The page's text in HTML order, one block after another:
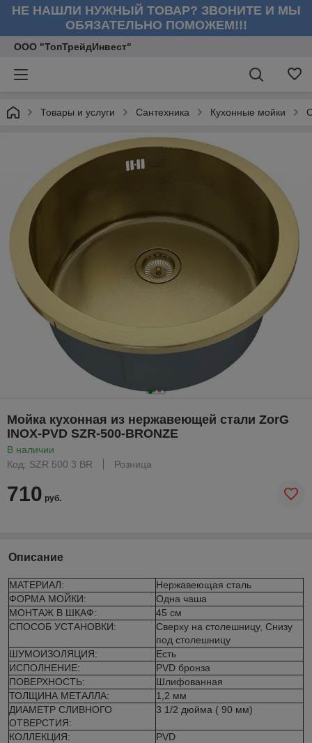
НЕ НАШЛИ НУЖНЫЙ ТОВАР? ЗВОНИТЕ И МЫ
ОБЯЗАТЕЛЬНО ПОМОЖЕМ!!!
ООО "ТопТрейдИнвест"
Товары и услуги Сантехника Кухонные мойки
Мойка кухонная из нержавеющей стали ZorG
INOX-PVD SZR-500-BRONZE
В наличии
Код: SZR 500 3 BR
Розница
710 руб.
Описание
МАТЕРИАЛ:
Нержавеющая сталь
ФОРМА МОЙКИ:
Одна чаша
МОНТАЖ В ШКАФ:
45 см
СПОСОБ УСТАНОВКИ:
Сверху на столешницу, Снизу
под столешницу
ШУМОИЗОЛЯЦИЯ:
Есть
ИСПОЛНЕНИЕ:
PVD бронза
ПОВЕРХНОСТЬ:
Шлифованная
ТОЛЩИНА МЕТАЛЛА:
1,2 мм
ДИАМЕТР СЛИВНОГО
ОТВЕРСТИЯ:
3 1/2 дюйма ( 90 мм)
КОЛЛЕКЦИЯ:
PVD